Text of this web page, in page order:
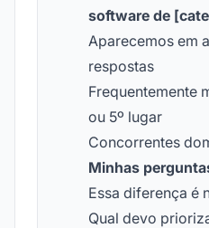
software de
Aparecemos em
respostas
Frequentemente
ou 5º lugar
Concorrentes
Minhas
Essa diferença é
Qual devo